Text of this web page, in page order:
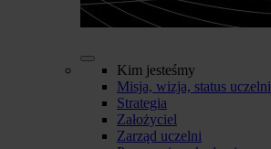
Kim jesteśmy
Misja, wizja, status uczelni
Strategia
Założyciel
Zarząd uczelni